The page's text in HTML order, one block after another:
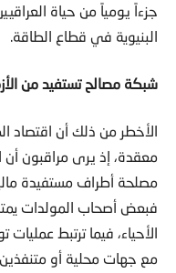
جزءاً يومياً من حياة
البنيوية في قطاع الطاقة.
شبكة مصالح تستفيد من
الأخطر من ذلك أن اقتصاد
معقدة، إذ يرى مراقبون أن
مصلحة أطراف مستفيدة
فبعض أصحاب المولدات
الأحياء، فيما ترتبط عمليات
مع جهات محلية أو